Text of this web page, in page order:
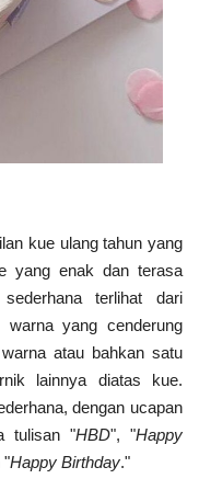
kue ulang tahun yang
yang enak dan terasa
terlihat dari
yang cenderung
atau bahkan satu
lainnya diatas kue.
dengan ucapan
tulisan "HBD", "Happy
"Happy Birthday."